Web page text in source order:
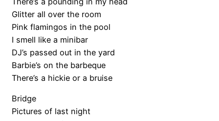
Glitter all over the room
Pink flamingos in the pool
I smell like a minibar
DJ’s passed out in the yard
Barbie’s on the barbeque
There’s a hickie or a bruise
Bridge
Pictures of last night